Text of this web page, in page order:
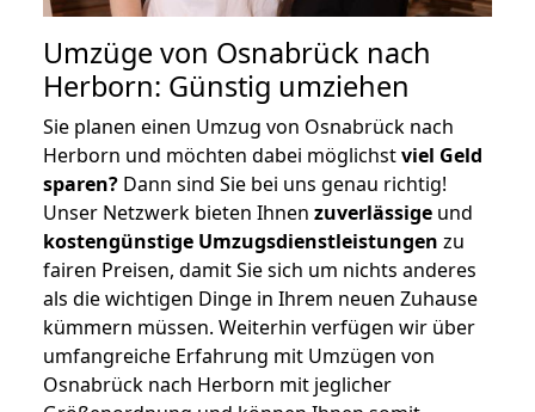
Umzüge von Osnabrück nach
Herborn: Günstig umziehen
Sie planen einen Umzug von Osnabrück nach
Herborn und möchten dabei möglichstviel Geld
sparen? Dann sind Sie bei uns genau richtig!
Unser Netzwerk bieten Ihnen zuverlässige und
kostengünstige Umzugsdienstleistungen zu
fairen Preisen, damit Sie sich um nichts anderes
als die wichtigen Dinge in Ihrem neuen Zuhause
kümmern müssen. Weiterhin verfügen wir über
umfangreiche Erfahrung mit Umzügen von
Osnabrück nach Herborn mit jeglicher